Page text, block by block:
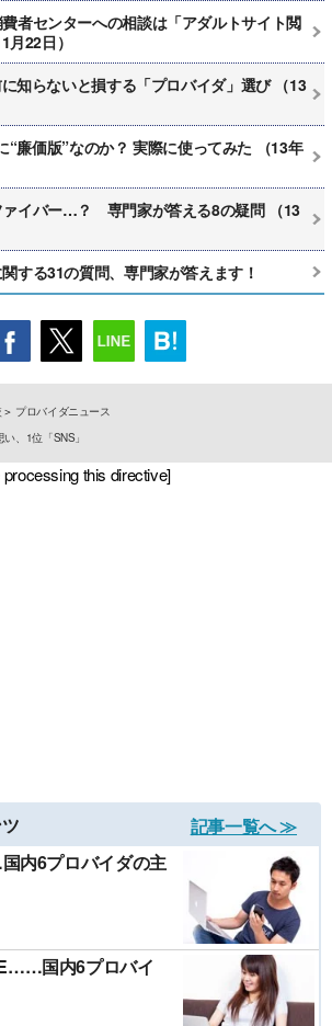
費者センターへの相談は「アダルトサイト閲
22日）
知らないと損する「プロバイダ」選び （13
“廉価版”なのか？ 実際に使ってみた （13年
ァイバー…？ 専門家が答える8の疑問 （13
する31の質問、専門家が答えます！
プロバイダニュース
、1位「SNS」
this directive]
記事一覧へ ≫
内6プロバイダの主
国内6プロバイ